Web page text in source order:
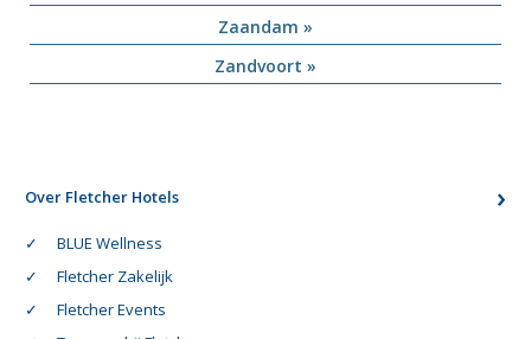
Zaandam »
Zandvoort »
Over Fletcher Hotels
BLUE Wellness
Fletcher Zakelijk
Fletcher Events